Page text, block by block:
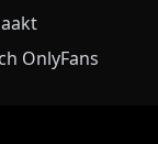
OnlyFans